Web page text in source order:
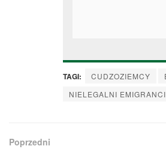
TAGI: CUDZOZIEMCY
NIELEGALNI EMIGRANCI
Poprzedni